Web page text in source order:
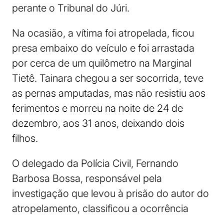
perante o Tribunal do Júri.
Na ocasião, a vítima foi atropelada, ficou
presa embaixo do veículo e foi arrastada
por cerca de um quilômetro na Marginal
Tietê. Tainara chegou a ser socorrida, teve
as pernas amputadas, mas não resistiu aos
ferimentos e morreu na noite de 24 de
dezembro, aos 31 anos, deixando dois
filhos.
O delegado da Polícia Civil, Fernando
Barbosa Bossa, responsável pela
investigação que levou à prisão do autor do
atropelamento, classificou a ocorrência